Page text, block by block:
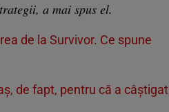
a mai spus el.
de la Survivor. Ce spune
de fapt, pentru că a câștigat